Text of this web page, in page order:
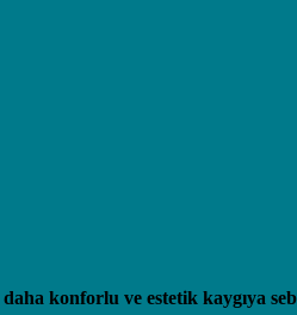
daha konforlu ve estetik kaygıya